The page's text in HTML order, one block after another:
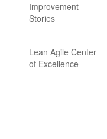
Improvement
Stories
Lean Agile Center
of Excellence